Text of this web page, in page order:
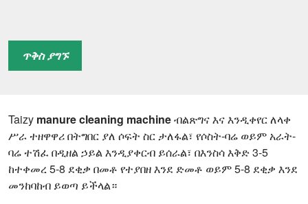
ጥቅስ ያግኙ
Taizy manure cleaning machineብልጽግና እና እንዲቀየር ለላቀ
ሥራ ተዘዋዋሪ በትግበር ያለ ሶፍት ስር ታለፋል፣ የሶስት-ባሬ ወይም አራት-
ባሬ ተሽፈ በዲዘል ኃይል እንዲያቀርብ ይሰራል፣ በእንስሳ እቅድ 3-5
ከተቀመረ 5-8 ደቂቃ በመቶ የተያበዘ እንደ ድመቶ ወይም 5-8 ደቂቃ እንደ
መንከባከብ ይወጣ ይችላል።